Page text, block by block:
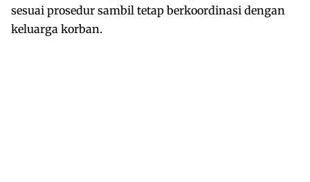
sesuai prosedur sambil tetap berkoordinasi dengan
keluarga korban.